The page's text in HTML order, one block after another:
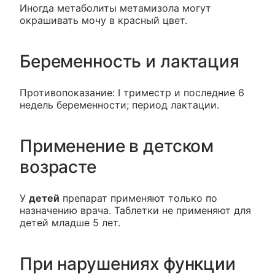
Иногда метаболиты метамизола могут
окрашивать мочу в красный цвет.
Беременность и лактация
Противопоказание: I триместр и последние 6
недель беременности; период лактации.
Применение в детском
возрасте
У детей препарат применяют только по
назначению врача. Таблетки не применяют для
детей младше 5 лет.
При нарушениях функции